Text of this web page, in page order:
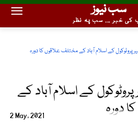
سب نیوز
کی خبر ... سب پہ نظر
پروٹوکول کے اسلام آباد کے مختلف علاقوں کا دورہ
پروٹوکول کے اسلام آباد کے
دورہ
2 May, 2021